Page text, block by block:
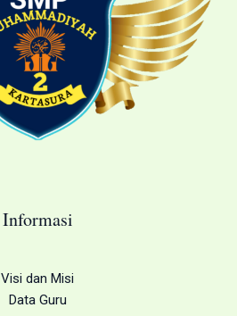
Informasi
Visi dan Misi
Data Guru